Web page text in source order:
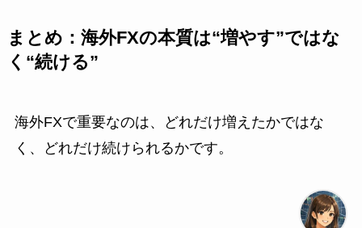
まとめ：海外FXの本質は“増やす”ではな
く“続ける”
海外FXで重要なのは、どれだけ増えたかではな
く、どれだけ続けられるかです。